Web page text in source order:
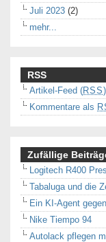
Juli 2023 (2)
mehr...
RSS
Artikel-Feed (RSS)
Kommentare als
Zufällige
Logitech R400
Tabaluga und die
Ein KI-Agent
Nike Tiempo 94
Autolack pflegen